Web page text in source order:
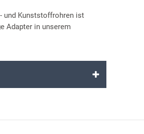
und Kunststoffrohren ist
Adapter in unserem